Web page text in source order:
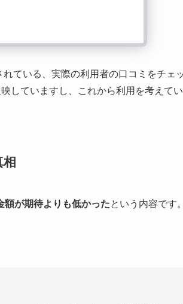
ている、実際の利用者の口コミをチェ
していますし、これから利用を考えて
額が期待よりも低かったという内容です。